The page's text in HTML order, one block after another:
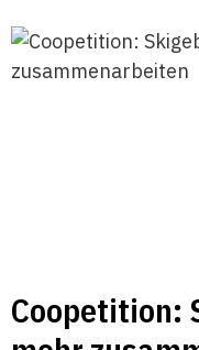
Coopetition: